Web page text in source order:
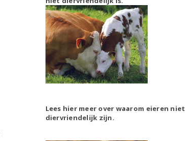
Lees hier meer over waarom eieren niet
diervriendelijk zijn.